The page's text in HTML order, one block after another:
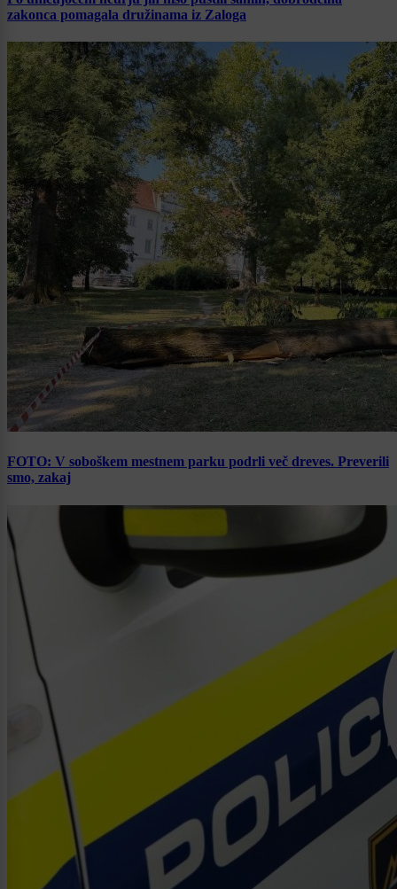
zakonca pomagala družinama iz Zaloga
FOTO: V soboškem mestnem parku podrli več dreves. Preverili
smo, zakaj